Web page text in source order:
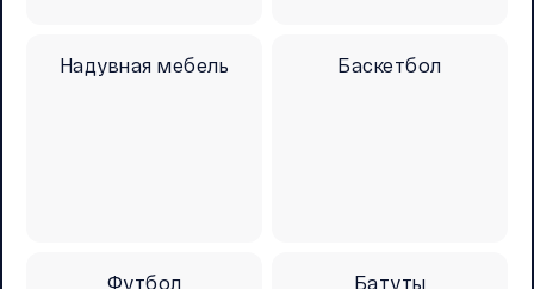
Надувная мебель Баскетбол
Футбол Батуты